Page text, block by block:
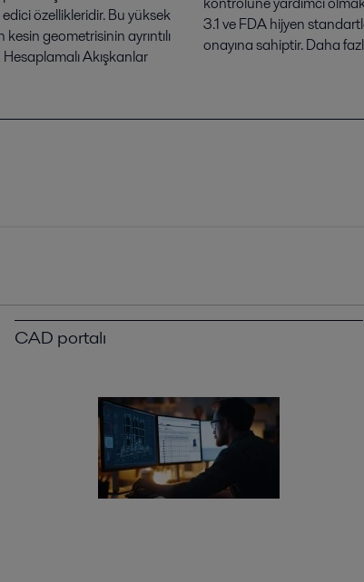
özellikleridir. Bu yüksek
geometrisinin ayrıntılı
Akışkanlar
3.1 ve FDA hijyen
onayına sahiptir. Daha
CAD portalı